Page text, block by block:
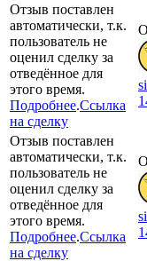
Отзыв поставлен
автоматически, т.к.
пользователь не
оценил сделку за
отведённое для
этого время.
Подробнее.Ссылка
на сделку
Отзыв поставлен
автоматически, т.к.
пользователь не
оценил сделку за
отведённое для
этого время.
Подробнее.Ссылка
на сделку